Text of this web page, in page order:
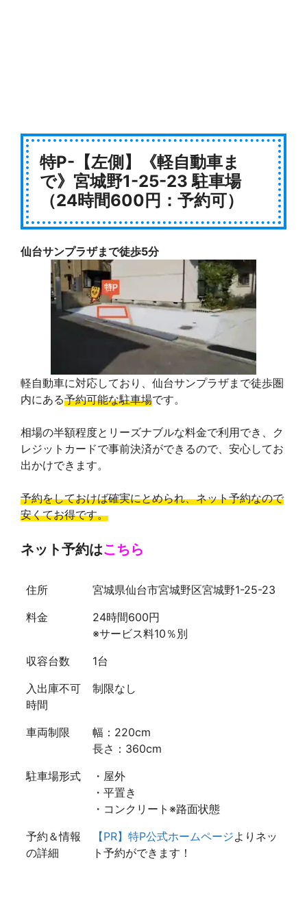
特P-【左側】《軽自動車ま
で》宮城野1-25-23 駐車場
（24時間600円：予約可）
仙台サンプラザまで徒歩5分
軽自動車に対応しており、仙台サンプラザまで徒歩圏
内にある予約可能な駐車場です。
相場の半額程度とリーズナブルな料金で利用でき、ク
レジットカードで事前決済ができるので、安心してお
出かけできます。
予約をしておけば確実にとめられ、ネット予約なので
安くてお得です。
ネット予約はこちら
住所
宮城県仙台市宮城野区宮城野1-25-23
料金
24時間600円
※サービス料10％別
収容台数
1台
入出庫不可
時間
制限なし
車両制限
幅：220cm
長さ：360cm
駐車場形式
・屋外
・平置き
・コンクリート※路面状態
予約＆情報
の詳細
【PR】特P公式ホームページよりネッ
ト予約ができます！